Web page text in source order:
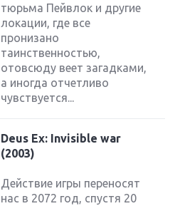
тюрьма Пейвлок и другие
локации, где все
пронизано
таинственностью,
отовсюду веет загадками,
а иногда отчетливо
чувствуется...
Deus Ex: Invisible war
(2003)
Действие игры переносят
нас в 2072 год, спустя 20